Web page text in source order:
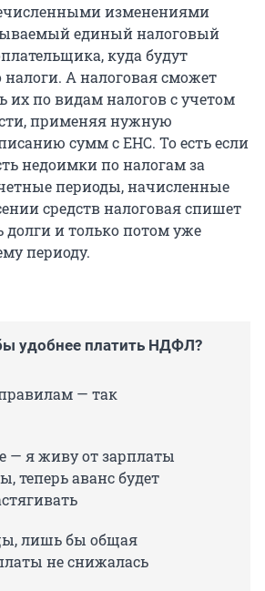
изменениями
единый налоговый
куда будут
налоги. А налоговая сможет
их по видам налогов с учетом
применяя нужную
сумм с ЕНС. То есть если
недоимки по налогам за
периоды, начисленные
средств налоговая спишет
долги и только потом уже
периоду.
удобнее платить НДФЛ?
— так
— я живу от зарплаты
теперь аванс будет
лишь бы общая
не снижалась